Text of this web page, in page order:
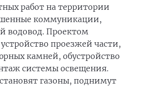
работ на территории
коммуникации,
водовод. Проектом
проезжей части,
камней, обустройство
системы освещения.
газоны, поднимут